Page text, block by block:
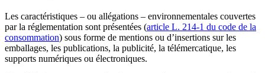
Les caractéristiques – ou allégations – environnementales couvertes
par la réglementation sont présentées (article L. 214-1 du code de la
consommation) sous forme de mentions ou d’insertions sur les
emballages, les publications, la publicité, la télémercatique, les
supports numériques ou électroniques.